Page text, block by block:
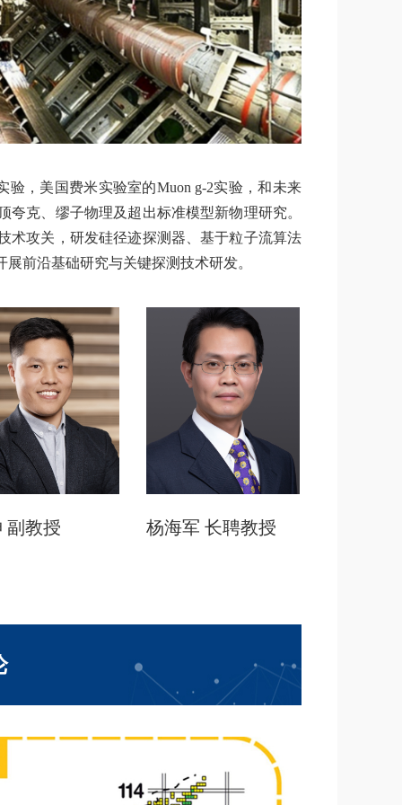
，美国费米实验室的Muon g-2实验，和未来
克、缪子物理及超出标准模型新物理研究。
术攻关，研发硅径迹探测器、基于粒子流算法
前沿基础研究与关键探测技术研发。
副教授 杨海军 长聘教授